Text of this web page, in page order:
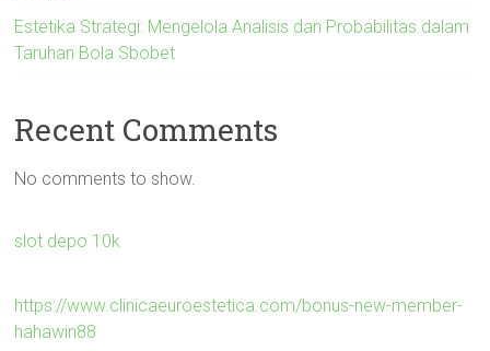
Estetika Strategi: Mengelola Analisis dan Probabilitas dalam
Taruhan Bola Sbobet
Recent Comments
No comments to show.
slot depo 10k
https://www.clinicaeuroestetica.com/bonus-new-member-
hahawin88